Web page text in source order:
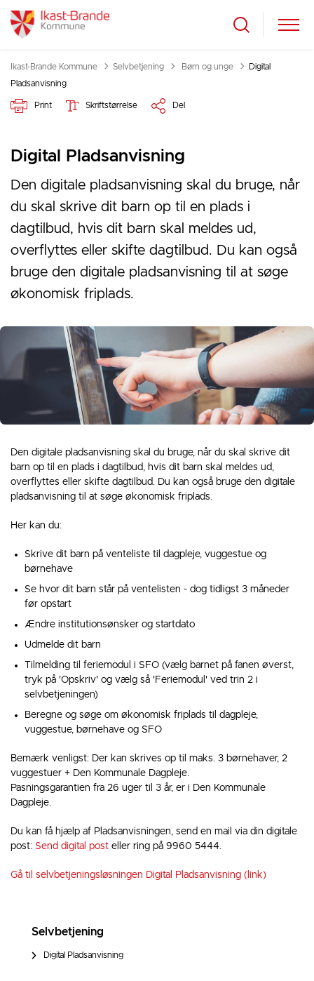
Ikast-Brande Kommune Selvbetjening
Tilbage til
Børn og unge
Digital
Pladsanvisning
Print Skriftstørrelse Del
Digital Pladsanvisning
Den digitale pladsanvisning skal du bruge, når
du skal skrive dit barn op til en plads i
dagtilbud, hvis dit barn skal meldes ud,
overflyttes eller skifte dagtilbud. Du kan også
bruge den digitale pladsanvisning til at søge
økonomisk friplads.
Den digitale pladsanvisning skal du bruge, når du skal skrive dit
barn op til en plads i dagtilbud, hvis dit barn skal meldes ud,
overflyttes eller skifte dagtilbud. Du kan også bruge den digitale
pladsanvisning til at søge økonomisk friplads.
Her kan du:
Skrive dit barn på venteliste til dagpleje, vuggestue og
børnehave
Se hvor dit barn står på ventelisten - dog tidligst 3 måneder
før opstart
Ændre institutionsønsker og startdato
Udmelde dit barn
Tilmelding til feriemodul i SFO (vælg barnet på fanen øverst,
tryk på 'Opskriv' og vælg så 'Feriemodul' ved trin 2 i
selvbetjeningen)
Beregne og søge om økonomisk friplads til dagpleje,
vuggestue, børnehave og SFO
Bemærk venligst: Der kan skrives op til maks. 3 børnehaver, 2
vuggestuer + Den Kommunale Dagpleje.
Pasningsgarantien fra 26 uger til 3 år, er i Den Kommunale
Dagpleje.
Du kan få hjælp af Pladsanvisningen, send en mail via din digitale
post: Send digital post eller ring på 9960 5444.
Gå til selvbetjeningsløsningen Digital Pladsanvisning (link)
Selvbetjening
Digital Pladsanvisning